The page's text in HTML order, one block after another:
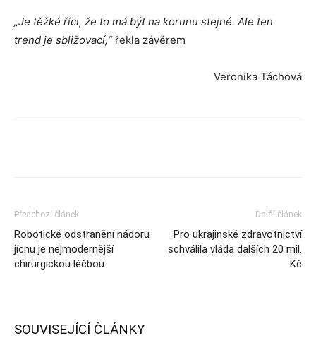
„Je těžké říci, že to má být na korunu stejné. Ale ten
trend je sbližovací,“řekla závěrem
Veronika Táchová
Předchozí článek
Robotické odstranění nádoru
jícnu je nejmodernější
chirurgickou léčbou
Další článek
Pro ukrajinské zdravotnictví
schválila vláda dalších 20 mil.
Kč
SOUVISEJÍCÍ ČLÁNKY